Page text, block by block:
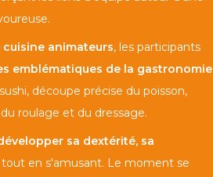
animateurs, les participants
emblématiques de la gastronomie
découpe précise du poisson,
roulage et du dressage.
sa dextérité, sa
tout en s'amusant. Le moment se